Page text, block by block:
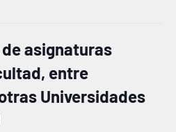
asignaturas
entre
Universidades